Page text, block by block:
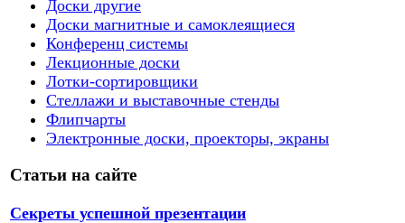
Доски другие
Доски магнитные и самоклеящиеся
Конференц системы
Лекционные доски
Лотки-сортировщики
Стеллажи и выставочные стенды
Флипчарты
Электронные доски, проекторы, экраны
Статьи на сайте
Секреты успешной презентации